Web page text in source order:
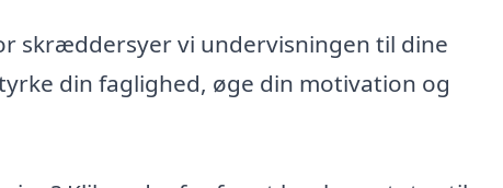
skræddersyer vi undervisningen til dine
din faglighed, øge din motivation og